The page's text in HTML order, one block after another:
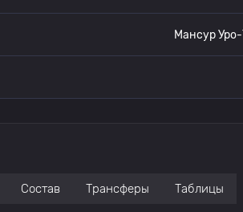
Мансур Уро-
Состав Трансферы Таблицы